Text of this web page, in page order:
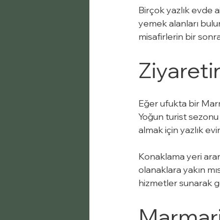
Birçok yazlık evde
yemek alanları
misafirlerin bir
Eğer ufukta bir
Yoğun turist
almak için yazlık
Konaklama yeri
olanaklara yakın
hizmetler sunarak